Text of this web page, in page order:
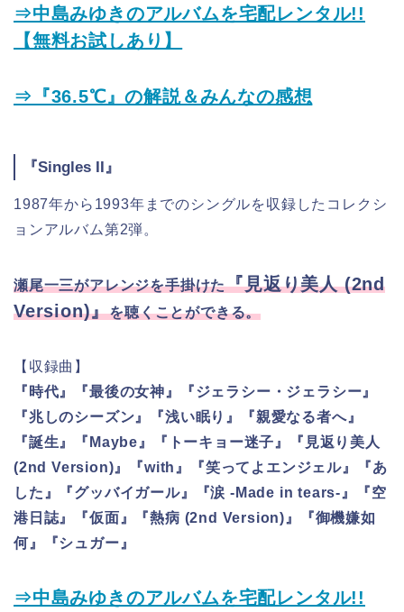
⇒中島みゆきのアルバムを宅配レンタル!!
【無料お試しあり】
⇒『36.5℃』の解説＆みんなの感想
『Singles II』
1987年から1993年までのシングルを収録したコレクシ
ョンアルバム第2弾。
瀬尾一三がアレンジを手掛けた『見返り美人 (2nd
Version)』を聴くことができる。
【収録曲】
『時代』『最後の女神』『ジェラシー・ジェラシー』
『兆しのシーズン』『浅い眠り』『親愛なる者へ』
『誕生』『Maybe』『トーキョー迷子』『見返り美人
(2nd Version)』『with』『笑ってよエンジェル』『あ
した』『グッバイガール』『涙 -Made in tears-』『空
港日誌』『仮面』『熱病 (2nd Version)』『御機嫌如
何』『シュガー』
⇒中島みゆきのアルバムを宅配レンタル!!